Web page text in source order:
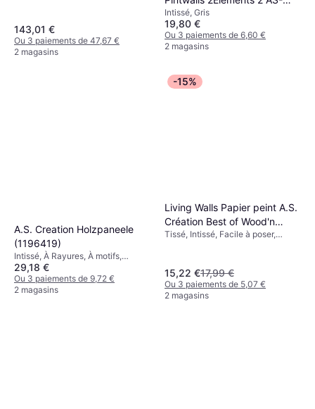
143,01 €
Ou 3 paiements de 47,67 €
2 magasins
391092
Intissé, Gris
19,80 €
Ou 3 paiements de 6,60 €
2 magasins
A.S. Creation Holzpaneele
(1196419)
Intissé, À Rayures, À motifs,
Marron
29,18 €
Ou 3 paiements de 9,72 €
2 magasins
-15%
Living Walls Papier peint A.S.
Création Best of Wood'n
Stone blanc 855046
Tissé, Intissé, Facile à poser,
15,22 €17,99 €
Ou 3 paiements de 5,07 €
2 magasins